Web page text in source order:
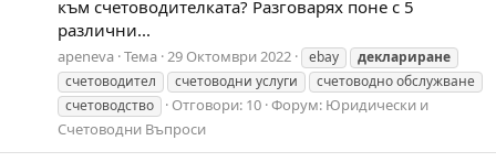
към счетоводителката? Разговарях поне с 5
различни...
apeneva Тема 29 Октомври 2022 ebay
деклариране
счетоводител
счетоводни услуги
счетоводно обслужване
счетоводство
Отговори: 10 Форум: Юридически и
Счетоводни Въпроси